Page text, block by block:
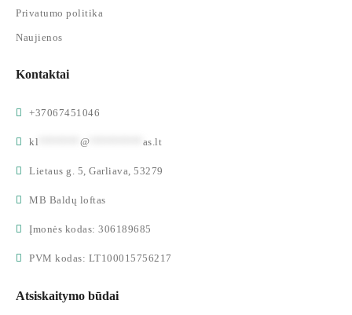
Privatumo politika
Naujienos
Kontaktai
+37067451046
kl @ as.lt
Lietaus g. 5, Garliava, 53279
MB Baldų loftas
Įmonės kodas: 306189685
PVM kodas: LT100015756217
Atsiskaitymo būdai